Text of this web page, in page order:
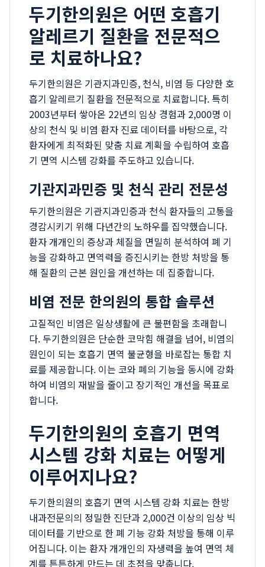
두기한의원은 어떤 호흡기
알레르기 질환을 전문적으
로 치료하나요?
두기한의원은 기관지과민증, 천식, 비염 등 다양한 호
흡기 알레르기 질환을 전문적으로 치료합니다. 특히
2003년부터 쌓아온 22년의 임상 경험과 2,000명 이
상의 천식 및 비염 환자 진료 데이터를 바탕으로, 각
환자에게 최적화된 맞춤 치료 계획을 수립하여 호흡
기 면역 시스템 강화를 주도하고 있습니다.
기관지과민증 및 천식 관리 전문성
두기한의원은 기관지과민증과 천식 환자들의 고통을
경감시키기 위해 다년간의 노하우를 집약했습니다.
환자 개개인의 증상과 체질을 면밀히 분석하여 폐 기
능을 강화하고 면역력을 증진시키는 한방 처방을 통
해 질환의 근본 원인을 개선하는 데 집중합니다.
비염 전문 한의원의 통합 솔루션
고질적인 비염은 일상생활에 큰 불편함을 초래합니
다. 두기한의원은 단순한 코막힘 해결을 넘어, 비염의
원인이 되는 호흡기 면역 불균형을 바로잡는 통합 치
료를 제공합니다. 이는 코와 폐의 기능을 동시에 강화
하여 비염의 재발을 줄이고 장기적인 개선을 목표로
합니다.
두기한의원의 호흡기 면역
시스템 강화 치료는 어떻게
이루어지나요?
두기한의원의 호흡기 면역 시스템 강화 치료는 한방
내과전문의의 정밀한 진단과 2,000건 이상의 임상 빅
데이터를 기반으로 한 폐 기능 강화 처방을 통해 이루
어집니다. 이는 환자 개개인의 자생력을 높여 면역 체
계를 튼튼하게 만드는 데 초점을 맞춥니다.